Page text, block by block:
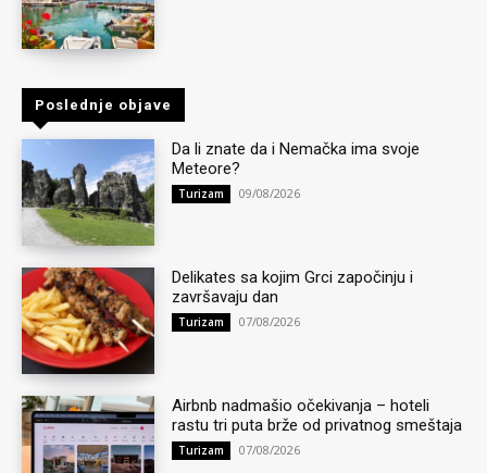
Poslednje objave
Da li znate da i Nemačka ima svoje
Meteore?
Turizam 09/08/2026
Delikates sa kojim Grci započinju i
završavaju dan
Turizam 07/08/2026
Airbnb nadmašio očekivanja – hoteli
rastu tri puta brže od privatnog smeštaja
Turizam 07/08/2026